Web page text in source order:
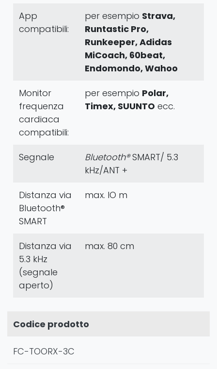
App
compatibili:
per esempio Strava,
Runtastic Pro,
Runkeeper, Adidas
MiCoach, 60beat,
Endomondo, Wahoo
Monitor
frequenza
cardiaca
compatibili:
per esempio Polar,
Timex, SUUNTO ecc.
Segnale Bluetooth®SMART/ 5.3
kHz/ANT +
Distanza via
Bluetooth®
SMART
max. IO m
Distanza via
5.3 kHz
(segnale
aperto)
max. 80 cm
Codice prodotto
FC-TOORX-3C